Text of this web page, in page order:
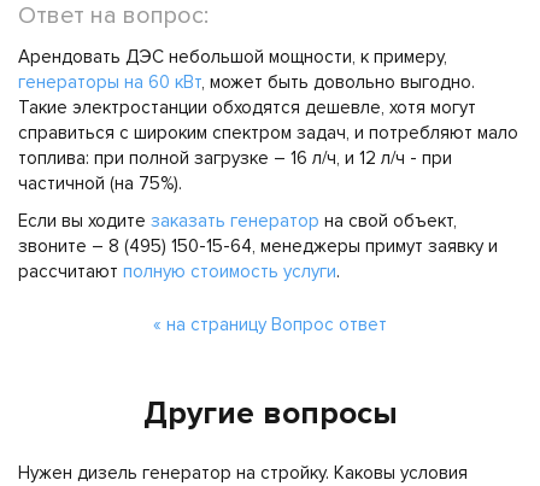
Ответ на вопрос:
Арендовать ДЭС небольшой мощности, к примеру,
генераторы на 60 кВт, может быть довольно выгодно.
Такие электростанции обходятся дешевле, хотя могут
справиться с широким спектром задач, и потребляют мало
топлива: при полной загрузке – 16 л/ч, и 12 л/ч - при
частичной (на 75%).
Если вы ходите заказать генератор на свой объект,
звоните – 8 (495) 150-15-64, менеджеры примут заявку и
рассчитают полную стоимость услуги.
« на страницу Вопрос ответ
Другие вопросы
Нужен дизель генератор на стройку. Каковы условия